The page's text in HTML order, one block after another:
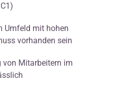
Umfeld mit hohen
vorhanden sein
von Mitarbeitern im